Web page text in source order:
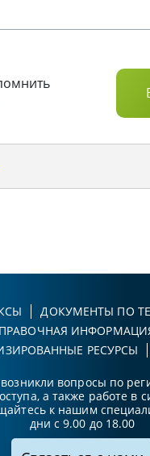
ДОКУМЕНТЫ ПО
РЕСУРСЫ
вопросы по
а также работе в
к нашим
дни с 9.00 до 18.00